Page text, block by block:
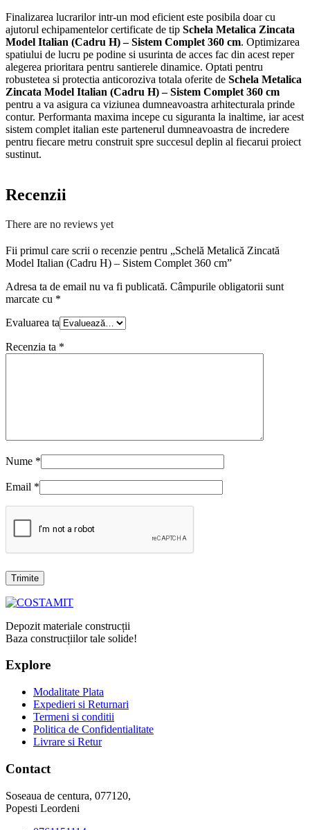
Finalizarea lucrarilor intr-un mod eficient este posibila doar cu
ajutorul echipamentelor certificate de tip Schela Metalica Zincata
Model Italian (Cadru H) – Sistem Complet 360 cm. Optimizarea
spatiului de lucru pe podine si usurinta de acces fac din acest reper
alegerea prioritara pentru santierele dinamice. Optati pentru
robustetea si protectia anticoroziva totala oferite de Schela Metalica
Zincata Model Italian (Cadru H) – Sistem Complet 360 cm
pentru a va asigura ca viziunea dumneavoastra arhitecturala prinde
contur. Performanta maxima incepe cu siguranta la inaltime, iar acest
sistem complet italian este partenerul dumneavoastra de incredere
pentru fiecare metru construit spre succesul deplin al fiecarui proiect
sustinut.
Recenzii
There are no reviews yet
Fii primul care scrii o recenzie pentru „Schelă Metalică Zincată
Model Italian (Cadru H) – Sistem Complet 360 cm”
Adresa ta de email nu va fi publicată. Câmpurile obligatorii sunt
marcate cu *
Evaluarea ta
Recenzia ta *
Nume *
Email *
Depozit materiale construcții
Baza construcțiilor tale solide!
Explore
Modalitate Plata
Expedieri si Returnari
Termeni si conditii
Politica de Confidentialitate
Livrare si Retur
Contact
Soseaua de centura, 077120,
Popesti Leordeni